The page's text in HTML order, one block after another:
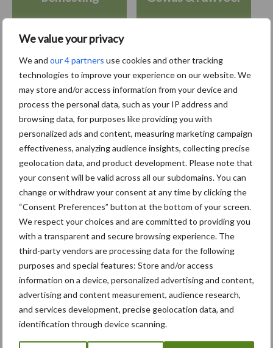
We value your privacy
We and our 4 partners use cookies and other tracking
technologies to improve your experience on our website. We
may store and/or access information from your device and
process the personal data, such as your IP address and
browsing data, for purposes like providing you with
personalized ads and content, measuring marketing campaign
effectiveness, analyzing audience insights, collecting precise
geolocation data, and product development. Please note that
your consent will be valid across all our subdomains. You can
change or withdraw your consent at any time by clicking the
“Consent Preferences” button at the bottom of your screen.
We respect your choices and are committed to providing you
with a transparent and secure browsing experience. The
third-party vendors are processing data for the following
purposes and special features: Store and/or access
information on a device, personalized advertising and content,
advertising and content measurement, audience research,
and services development, precise geolocation data, and
identification through device scanning.
Primaire
Sidebar
Recent nieuws Partner nieuws
6 aug
"Hoge verwachtingen van schijven
voor kouters"
5 aug
Albourgh Tyres breidt uit naar
nieuwe marktsegmenten
5 aug
Caterpillar breidt gamma
elektrische bulldozers uit
5 aug
Komatsu HM460-6 knikdumper legt
Toon meer